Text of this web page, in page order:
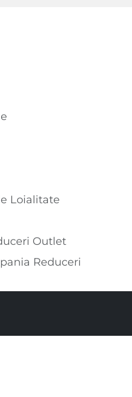
Loialitate
Outlet
Reduceri